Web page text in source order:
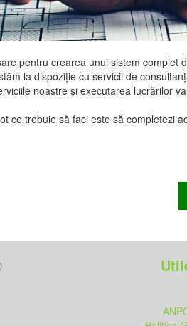
pentru crearea unui sistem complet
la dispoziție cu servicii de
noastre și executarea lucrărilor
ce trebuie să faci este să completezi